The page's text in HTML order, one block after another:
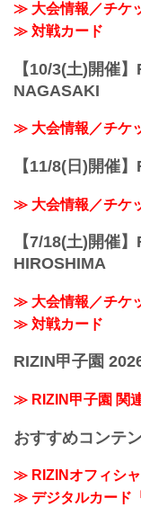
≫ 大会情報／チケ
≫ 対戦カード
【10/3(土)開催
NAGASAKI
≫ 大会情報／チケ
【11/8(日)開催
≫ 大会情報／チケ
【7/18(土)開催
HIROSHIMA
≫ 大会情報／チケ
≫ 対戦カード
RIZIN甲子園
≫ RIZIN甲子園 関
おすすめコンテ
≫ RIZINオフィシ
≫ デジタルカード